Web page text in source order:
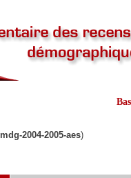
mdg-2004-2005-aes)